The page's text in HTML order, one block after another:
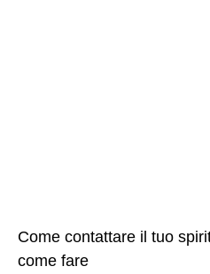
Come contattare il tuo
come fare